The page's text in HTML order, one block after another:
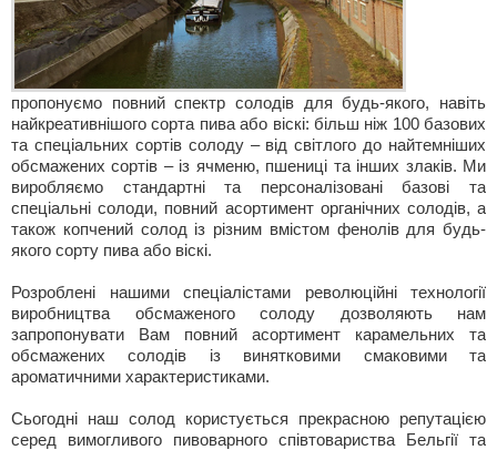
пропонуємо повний спектр солодів для будь-якого, навіть
найкреативнішого сорта пива або віскі: більш ніж 100 базових
та спеціальних сортів солоду – від світлого до найтемніших
обсмажених сортів – із ячменю, пшениці та інших злаків. Ми
виробляємо стандартні та персоналізовані базові та
спеціальні солоди, повний асортимент органічних солодів, а
також копчений солод із різним вмістом фенолів для будь-
якого сорту пива або віскі.
Розроблені нашими спеціалістами революційні технології
виробництва обсмаженого солоду дозволяють нам
запропонувати Вам повний асортимент карамельних та
обсмажених солодів із винятковими смаковими та
ароматичними характеристиками.
Сьогодні наш солод користується прекрасною репутацією
серед вимогливого пивоварного співтовариства Бельгії та